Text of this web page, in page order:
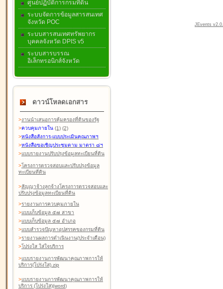
ศูนย์ปฏิบัติการกรมที่ดิน
ระบบจัดการข้อมูลสารสนเทศ
จังหวัด POC
ระบบสารสนเทศทรัพยากร
บุคคลจังหวัด DPIS v5
ระบบสารบรรณ
อิเล็กทรอนิกส์จังหวัด
ดาวน์โหลดเอกสาร
>งานนำเสนอการคุ้มครองที่ดินของรัฐ
>ควบคุมภายใน (1) (2)
>หนังสือสังการ-แบบประเมินคุณภาพฯ
>หนังสือขอเชิญประชุมตาม มาตรา ๘ฯ
>แบบรายงานปรับปรุงข้อมูลทะเบียนที่ดิน
>โครงการตรวจสอบและปรับปรุงข้อมูล
ทะเบียนที่ดิน
>สัญญาจ้างลูกจ้างโครงการตรวจสอบและ
ปรับปรุงข้อมูลทะเบียนที่ดิน
>รายงานการควบคุมภายใน
>แบบเก็บข้อมูล ๕๗ สาขา
>แบบเก็บข้อมูล ๕๗ อำเภอ
>แบบสำรวจปัญหาอุปสรรคของกรมที่ดิน
>รายงานผลการดำเนินงาน(ประจำเดือน)
>โปร่งใส ใส่ใจบริการ
>แบบรายงานการพัฒนาคุณภาพการให้
บริการ(โปร่งใส).zip
>แบบรายงานการพัฒนาคุณภาพการให้
บริการ (โปร่งใส)(word)
JEvents